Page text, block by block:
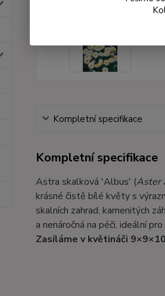
Kompletní specifikace
Kompletní specifikace
Astra skalková 'Albus' (Aster
krásné čistě bílé květy s
skalních zahrad, kamenitých
a nenáročná na péči, ideální
Zasíláme v květináči